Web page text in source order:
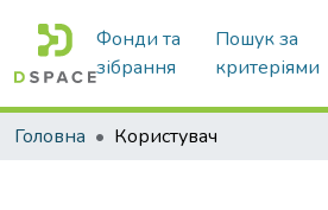
Фонди та
зібрання
Пошук за
критеріями
Головна Користувач